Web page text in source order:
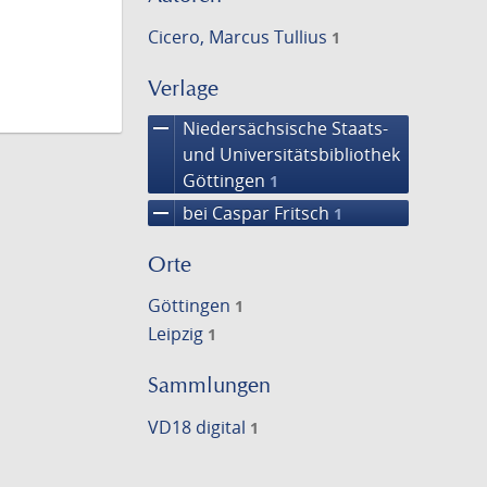
Cicero, Marcus Tullius 1
Verlage
remove
Niedersächsische Staats-
und Universitätsbibliothek
Göttingen 1
remove bei Caspar Fritsch 1
Orte
Göttingen 1
Leipzig 1
Sammlungen
VD18 digital 1